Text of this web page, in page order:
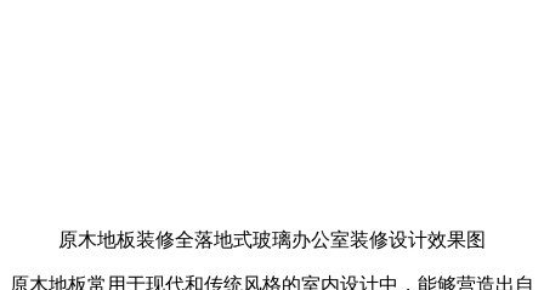
原木地板装修全落地式玻璃办公室装修设计效果图
原木地板常用于现代和传统风格的室内设计中，能够营造出自